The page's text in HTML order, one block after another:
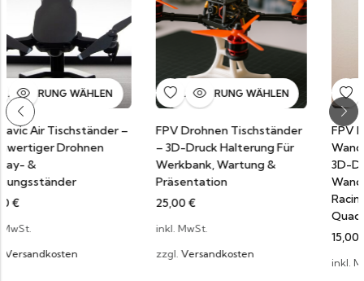
–
AUSFÜHRUNG WÄHLEN
FPV Drohnen Tischständer
– 3D-Druck Halterung Für
Werkbank, Wartung &
Präsentation
zzgl.Versandkosten
AUSFÜHRUNG WÄHLEN
FPV Drohnen
Wandhalterung – Sichere
3D-Druck Halterung Zur
Wandmontage Für FPV